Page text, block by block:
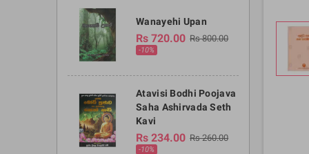
Wanayehi Upan
Rs 720.00 Rs 800.00
-10%
Atavisi Bodhi Poojava
Saha Ashirvada Seth
Kavi
Rs 234.00 Rs 260.00
-10%